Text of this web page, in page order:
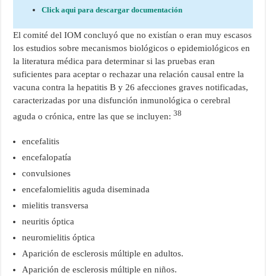
Click aqui para descargar documentación
El comité del IOM concluyó que no existían o eran muy escasos
los estudios sobre mecanismos biológicos o epidemiológicos en
la literatura médica para determinar si las pruebas eran
suficientes para aceptar o rechazar una relación causal entre la
vacuna contra la hepatitis B y 26 afecciones graves notificadas,
caracterizadas por una disfunción inmunológica o cerebral
aguda o crónica, entre las que se incluyen:38
encefalitis
encefalopatía
convulsiones
encefalomielitis aguda diseminada
mielitis transversa
neuritis óptica
neuromielitis óptica
Aparición de esclerosis múltiple en adultos.
Aparición de esclerosis múltiple en niños.